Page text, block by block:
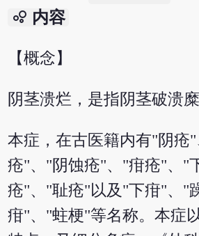
bubble_chart 内容
【概念】
阴茎溃烂，是指阴茎破溃
本症，在古医籍内有"阴疮
疮"、"阴蚀疮"、"疳疮"、"
疮"、"耻疮"以及"下疳"、"
疳"、"蛀梗"等名称。本症